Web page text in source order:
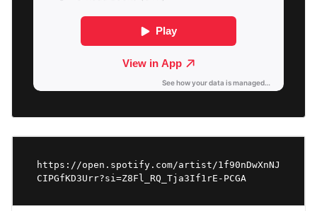
https://open.spotify.com/artist/1f90nDwXnNJ
CIPGfKD3Urr?si=Z8Fl_RQ_Tja3If1rE-PCGA